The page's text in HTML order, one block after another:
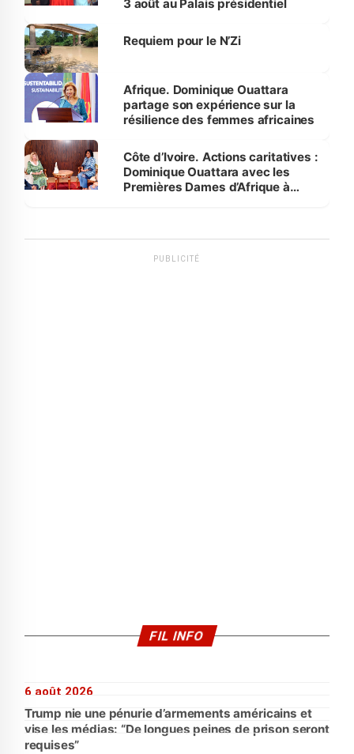
3 août au Palais présidentiel
Requiem pour le N’Zi
Afrique. Dominique Ouattara
partage son expérience sur la
résilience des femmes africaines
Côte d’Ivoire. Actions caritatives :
Dominique Ouattara avec les
Premières Dames d’Afrique à
PUBLICITÉ
FIL INFO
6 août 2026
Trump nie une pénurie d’armements américains et
vise les médias: “De longues peines de prison seront
requises”